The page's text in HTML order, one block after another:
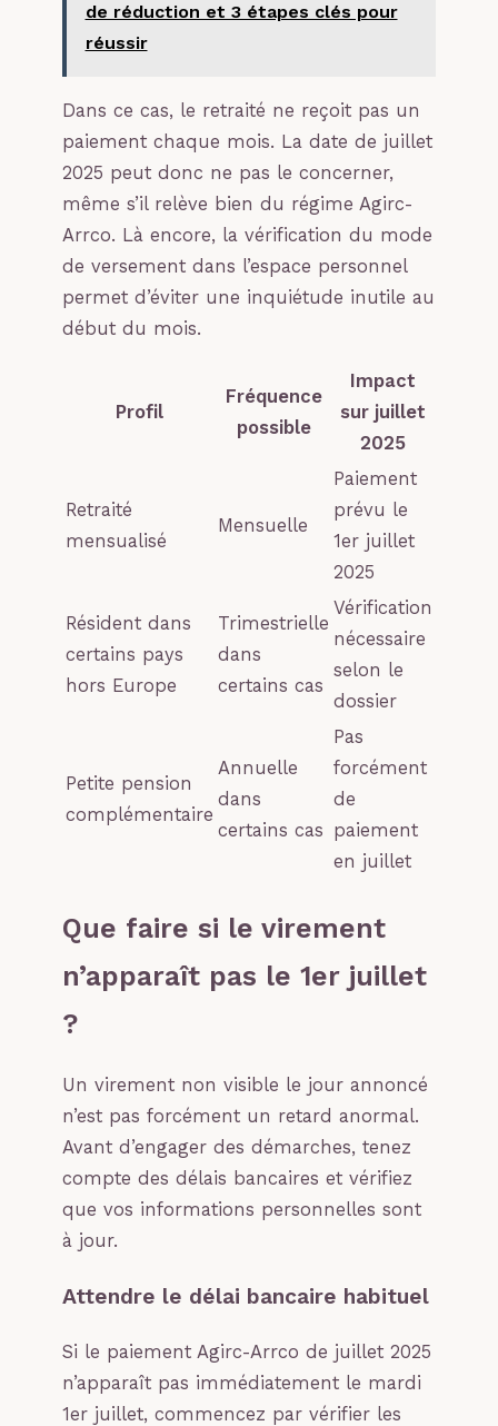
de réduction et 3 étapes clés pour
réussir
Dans ce cas, le retraité ne reçoit pas un
paiement chaque mois. La date de juillet
2025 peut donc ne pas le concerner,
même s’il relève bien du régime Agirc-
Arrco. Là encore, la vérification du mode
de versement dans l’espace personnel
permet d’éviter une inquiétude inutile au
début du mois.
Profil
Fréquence
possible
Impact
sur juillet
2025
Retraité
mensualisé
Mensuelle
Paiement
prévu le
1er juillet
2025
Résident dans
certains pays
hors Europe
Trimestrielle
dans
certains cas
Vérification
nécessaire
selon le
dossier
Petite pension
complémentaire
Annuelle
dans
certains cas
Pas
forcément
de
paiement
en juillet
Que faire si le virement
n’apparaît pas le 1er juillet
?
Un virement non visible le jour annoncé
n’est pas forcément un retard anormal.
Avant d’engager des démarches, tenez
compte des délais bancaires et vérifiez
que vos informations personnelles sont
à jour.
Attendre le délai bancaire habituel
Si le paiement Agirc-Arrco de juillet 2025
n’apparaît pas immédiatement le mardi
1er juillet, commencez par vérifier les